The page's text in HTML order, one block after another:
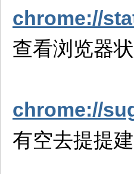
chrome://
查看浏览器
chrome://
有空去提提